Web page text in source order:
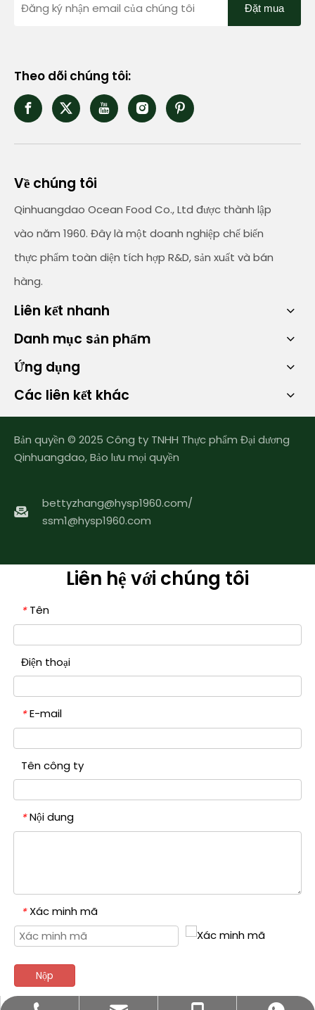
Đặt mua
Theo dõi chúng tôi:
Về chúng tôi
Qinhuangdao Ocean Food Co., Ltd được thành lập
vào năm 1960. Đây là một doanh nghiệp chế biến
thực phẩm toàn diện tích hợp R&D, sản xuất và bán
hàng.
Liên kết nhanh
Danh mục sản phẩm
Ứng dụng
Các liên kết khác
Bản quyền © 2025 Công ty TNHH Thực phẩm Đại dương
Qinhuangdao, Bảo lưu mọi quyền
bettyzhang@hysp1960.com/
ssm1@hysp1960.com
Liên hệ với chúng tôi
* Tên
Điện thoại
* E-mail
Tên công ty
* Nội dung
* Xác minh mã
Nộp